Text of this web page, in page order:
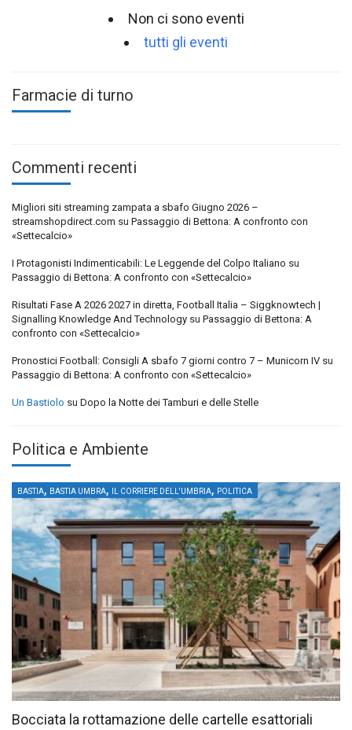
Non ci sono eventi
tutti gli eventi
Farmacie di turno
Commenti recenti
Migliori siti streaming zampata a sbafo Giugno 2026 –
streamshopdirect.com su Passaggio di Bettona: A confronto con
«Settecalcio»
I Protagonisti Indimenticabili: Le Leggende del Colpo Italiano su
Passaggio di Bettona: A confronto con «Settecalcio»
Risultati Fase A 2026 2027 in diretta, Football Italia – Siggknowtech |
Signalling Knowledge And Technology su Passaggio di Bettona: A
confronto con «Settecalcio»
Pronostici Football: Consigli A sbafo 7 giorni contro 7 – Municorn IV su
Passaggio di Bettona: A confronto con «Settecalcio»
Un Bastiolo su Dopo la Notte dei Tamburi e delle Stelle
Politica e Ambiente
BASTIA, BASTIA UMBRA, IL CORRIERE DELL'UMBRIA, POLITICA
Bocciata la rottamazione delle cartelle esattoriali